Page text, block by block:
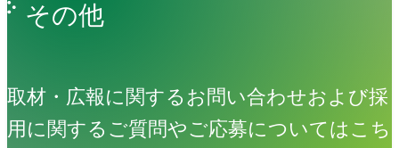
その他
取材・広報に関するお問い合わせおよび採
用に関するご質問やご応募についてはこち